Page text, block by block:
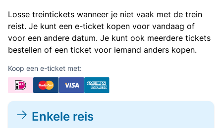
Losse treintickets wanneer je niet vaak met de trein
reist. Je kunt een e-ticket kopen voor vandaag of
voor een andere datum. Je kunt ook meerdere tickets
bestellen of een ticket voor iemand anders kopen.
Koop een e-ticket met:
Enkele reis